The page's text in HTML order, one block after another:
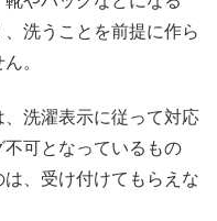
洗うことを前提に作ら
。
洗濯表示に従って対応
可となっているもの
、受け付けてもらえな